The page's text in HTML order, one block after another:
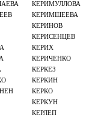
КЕРИМУЛЛОВА
КЕРИМШЕЕВА
КЕРИНОВ
КЕРИСЕНЦЕВ
КЕРИХ
КЕРИЧЕНКО
КЕРКЕЗ
КЕРКИН
КЕРКО
КЕРКУН
КЕРЛЕП